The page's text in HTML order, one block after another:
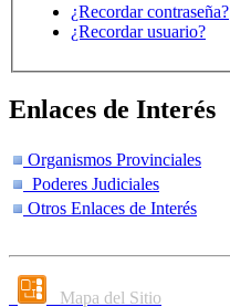
¿Recordar contraseña?
¿Recordar usuario?
Enlaces de Interés
Organismos Provinciales
Poderes Judiciales
Otros Enlaces de Interés
Mapa del Sitio